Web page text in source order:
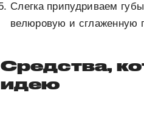
Слегка припудриваем
велюровую и сглаженную
Средства,
идею